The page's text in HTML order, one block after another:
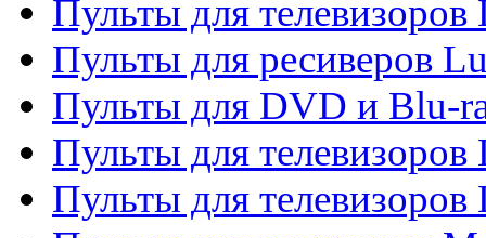
Пульты для
Пульты для ресиверов
Пульты для DVD и Blu-
Пульты для телевизоров
Пульты для телевизоров